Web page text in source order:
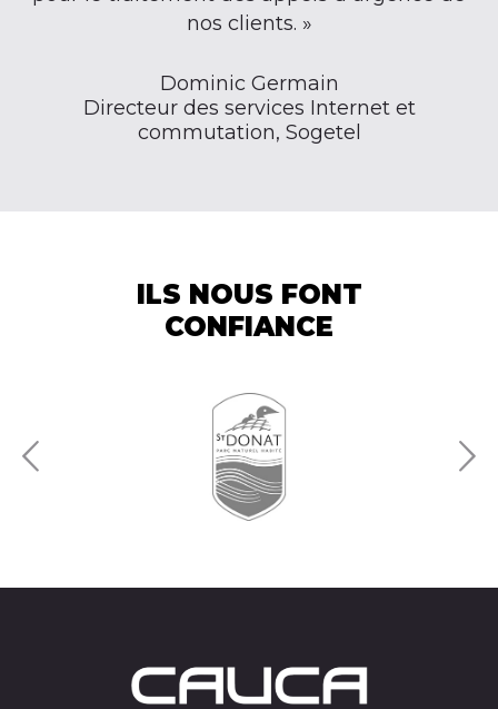
nos clients. »
Dominic Germain
Directeur des services Internet et
commutation, Sogetel
ILS NOUS FONT
CONFIANCE